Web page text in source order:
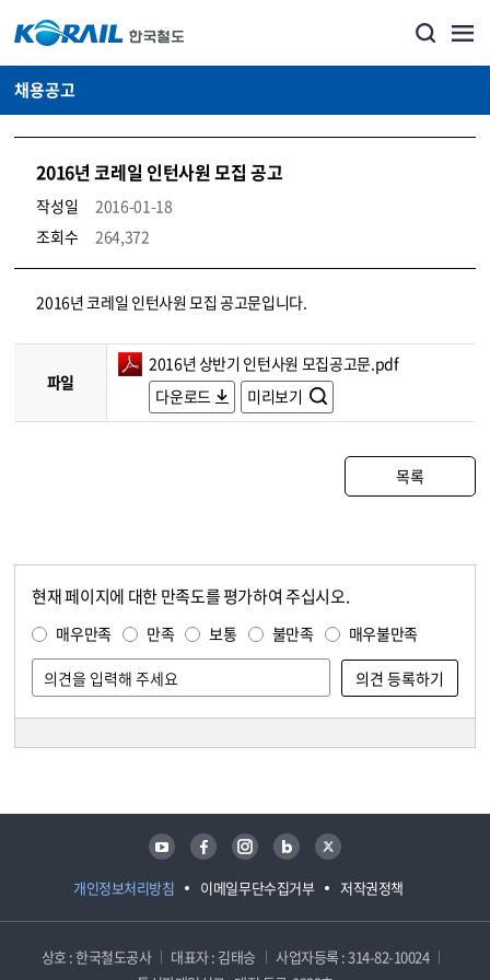
채용공고
2016년 코레일 인턴사원 모집 공고
작성일
2016-01-18
조회수
264,372
코레일소개_경영공시_채용공고 상세보기 – 내용, 파일, 담당자 연락처로 구성
2016년 코레일 인턴사원 모집 공고문입니다.
파일
2016년 상반기 인턴사원 모집공고문.pdf
다운로드
미리보기
목록
현재 페이지에 대한 만족도를 평가하여 주십시오.
매우만족 만족 보통 불만족 매우불만족
개인정보처리방침 이메일무단수집거부 저작권정책
유튜브 페이스북 인스타그램 블로그 트위터
상호 : 한국철도공사 대표자 : 김태승
사업자등록 : 314-82-10024